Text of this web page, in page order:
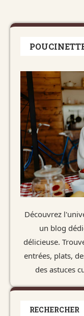
Découvrez
un blog
délicieuse.
entrées, plats,
des astuces
RECHERCHER